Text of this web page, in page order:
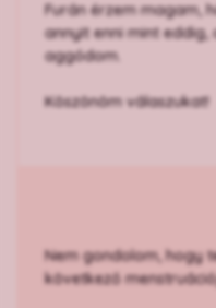
Furán érzem magam,
annyit enni mint eddig,
aggódom.
Köszönöm válaszukat!
Nem gondolom, hogy
következő